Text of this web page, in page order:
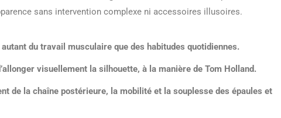
sans intervention complexe ni accessoires illusoires.
du travail musculaire que des habitudes quotidiennes.
visuellement la silhouette, à la manière de Tom Holland.
de la chaîne postérieure, la mobilité et la souplesse des épaules et